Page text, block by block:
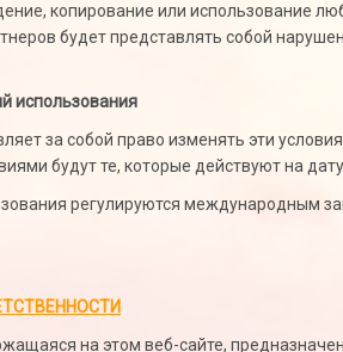
копирование или использование
будет представлять собой
использования
за собой право изменять эти
будут те, которые действуют на
регулируются международным
на этом веб-сайте,